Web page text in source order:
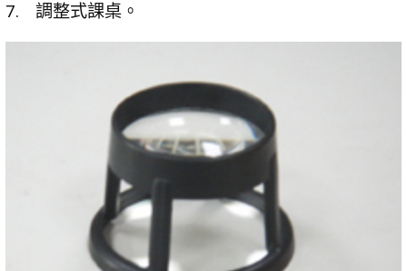
調整式課桌。